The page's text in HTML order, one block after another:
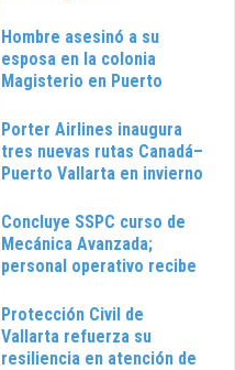
Hombre asesinó a su
esposa en la colonia
Magisterio en Puerto
Porter Airlines inaugura
tres nuevas rutas Canadá–
Puerto Vallarta en invierno
Concluye SSPC curso de
Mecánica Avanzada;
personal operativo recibe
Protección Civil de
Vallarta refuerza su
resiliencia en atención de